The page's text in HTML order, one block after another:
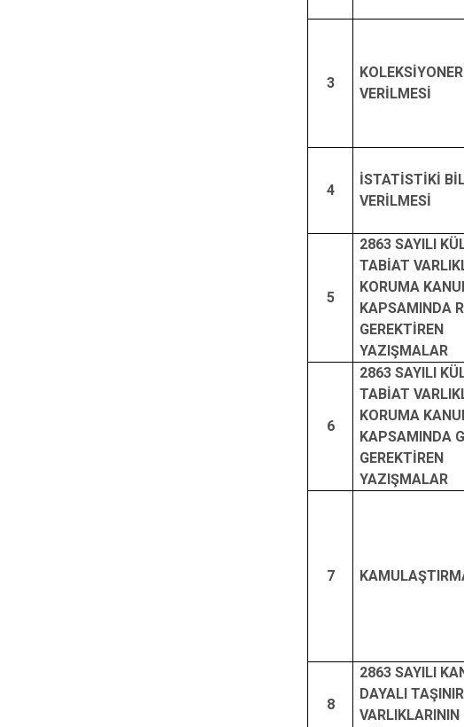
3
VERİLMESİ
4
İSTATİSTİKİ
VERİLMESİ
5
2863 SAYILI
TABİAT
KORUMA
KAPSAMINDA
GEREKTİREN
YAZIŞMALAR
6
2863 SAYILI
TABİAT
KORUMA
KAPSAMINDA
GEREKTİREN
YAZIŞMALAR
7
8
2863 SAYILI
DAYALI
VARLIKLARININ